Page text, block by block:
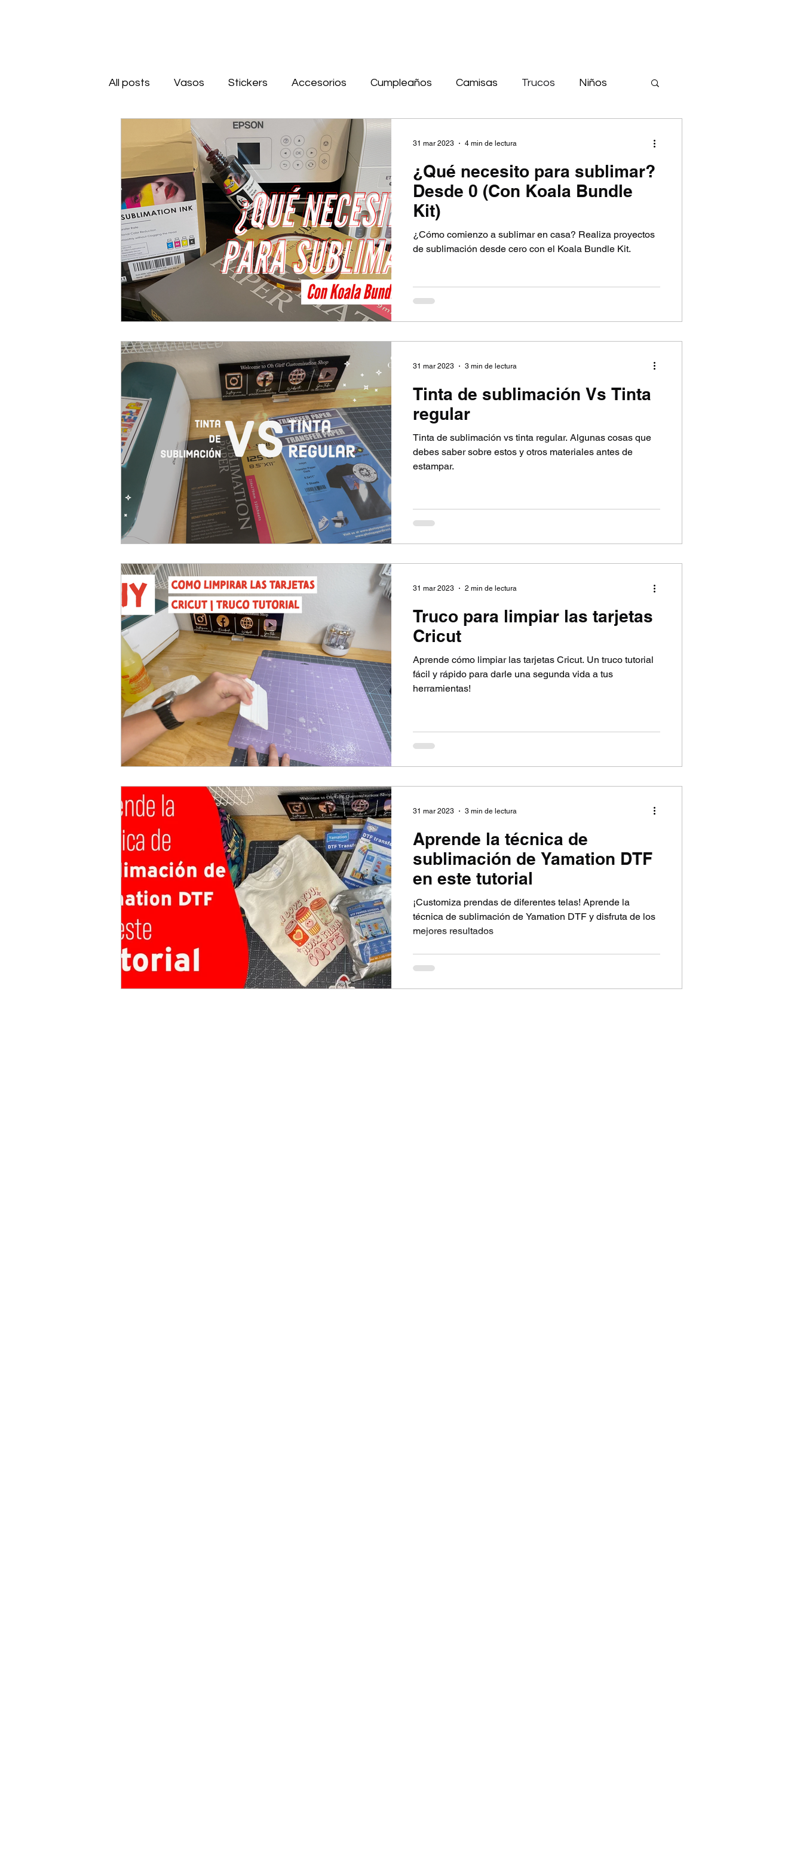
All posts Vasos Stickers Accesorios Cumpleaños Camisas Trucos Niños
Llaveros Navidad
Acrílico Unboxing
¿Qué necesito para sublimar?
Desde 0 (Con Koala Bundle
Kit)
¿Cómo comienzo a sublimar en casa? Realiza proyectos
de sublimación desde cero con el Koala Bundle Kit.
31 mar 2023 4 min de lectura
Tinta de sublimación Vs Tinta
regular
Tinta de sublimación vs tinta regular. Algunas cosas que
debes saber sobre estos y otros materiales antes de
estampar.
31 mar 2023 3 min de lectura
Truco para limpiar las tarjetas
Cricut
Aprende cómo limpiar las tarjetas Cricut. Un truco tutorial
fácil y rápido para darle una segunda vida a tus
herramientas!
31 mar 2023 2 min de lectura
Aprende la técnica de
sublimación de Yamation DTF
en este tutorial
¡Customiza prendas de diferentes telas! Aprende la
técnica de sublimación de Yamation DTF y disfruta de los
mejores resultados
31 mar 2023 3 min de lectura